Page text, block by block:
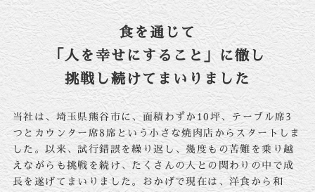
食を通じて
「人を幸せにすること」に徹し
挑戦し続けてまいりました
当社は、埼玉県熊谷市に、面積わずか10坪、テーブル席3
つとカウンター席8席という小さな焼肉店からスタートしま
した。以来、試行錯誤を繰り返し、幾度もの苦難を乗り越
えながらも挑戦を続け、たくさんの人との関わりの中で成
長を遂げてまいりました。おかげで現在は、洋食から和